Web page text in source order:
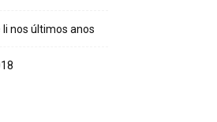
nos últimos anos